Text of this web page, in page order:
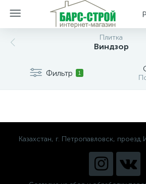
Плитка
Виндзор
Фильтр 1
Казахстан, г. Петропавловск, проезд